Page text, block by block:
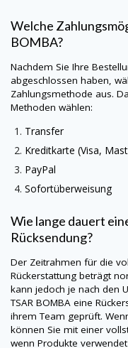
Welche
BOMBA?
Nachdem Sie Ihre
abgeschlossen haben,
Zahlungsmethode aus.
Methoden wählen:
Transfer
Kreditkarte (Visa,
PayPal
Sofortüberweisung
Wie lange dauert
Rücksendung?
Der Zeitrahmen für die
Rückerstattung beträgt
kann jedoch je nach den
TSAR BOMBA eine
ihrem Team geprüft.
können Sie mit einer
wenn Produkte